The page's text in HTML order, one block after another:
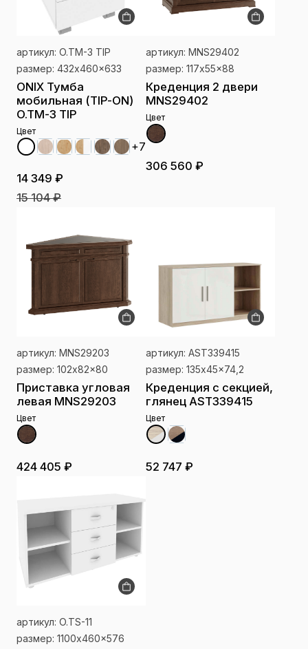
артикул: O.TM-3 TIP
размер: 432x460x633
ONIX Тумба
мобильная (TIP-ON)
O.TM-3 TIP
Цвет
+7
14 349 ₽
15 104 ₽
артикул: MNS29402
размер: 117x55x88
Креденция 2 двери
MNS29402
Цвет
306 560 ₽
артикул: MNS29203
размер: 102x82x80
Приставка угловая
левая MNS29203
Цвет
424 405 ₽
артикул: AST339415
размер: 135x45x74,2
Креденция с секцией,
глянец AST339415
Цвет
52 747 ₽
артикул: O.TS-11
размер: 1100x460x576